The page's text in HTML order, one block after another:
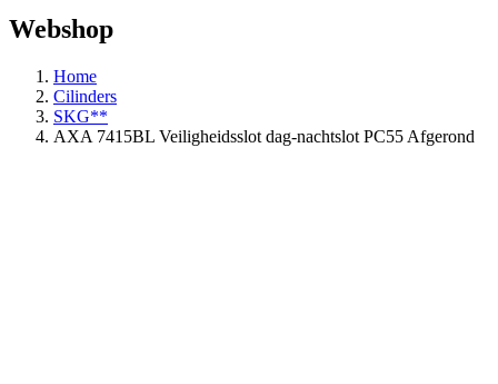
Webshop
Home
Cilinders
SKG**
AXA 7415BL Veiligheidsslot dag-nachtslot PC55 Afgerond